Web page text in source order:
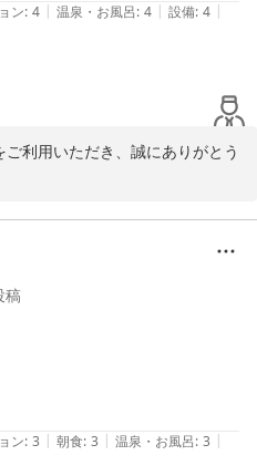
ン: 4 | 温泉・お風呂: 4 | 設備: 4 |
利用いただき、誠にありがとう
けたようで、大変嬉しく思いま
きましても温かいお言葉を頂
す。お客様からの励ましのお言
力となります。
場所に位置しており、ビジネス
ただけます。
だけるよう、サービス向上に努
稿
ン: 3 | 朝食: 3 | 温泉・お風呂: 3 |